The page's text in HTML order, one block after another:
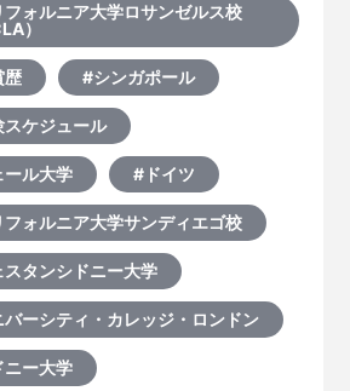
ォルニア大学ロサンゼルス校
）
歴 #シンガポール
ケジュール
ル大学 #ドイツ
ォルニア大学サンディエゴ校
タンシドニー大学
ーシティ・カレッジ・ロンドン
ー大学